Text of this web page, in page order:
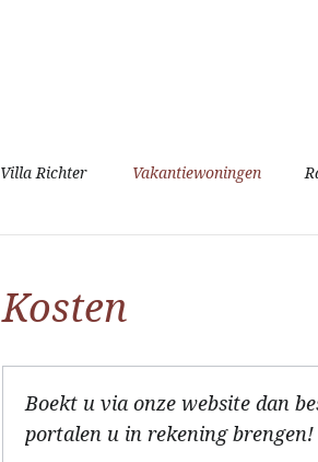
Navigatie
Villa Richter Vakantiewoningen
Kosten
Boekt u via onze website dan
portalen u in rekening brengen!